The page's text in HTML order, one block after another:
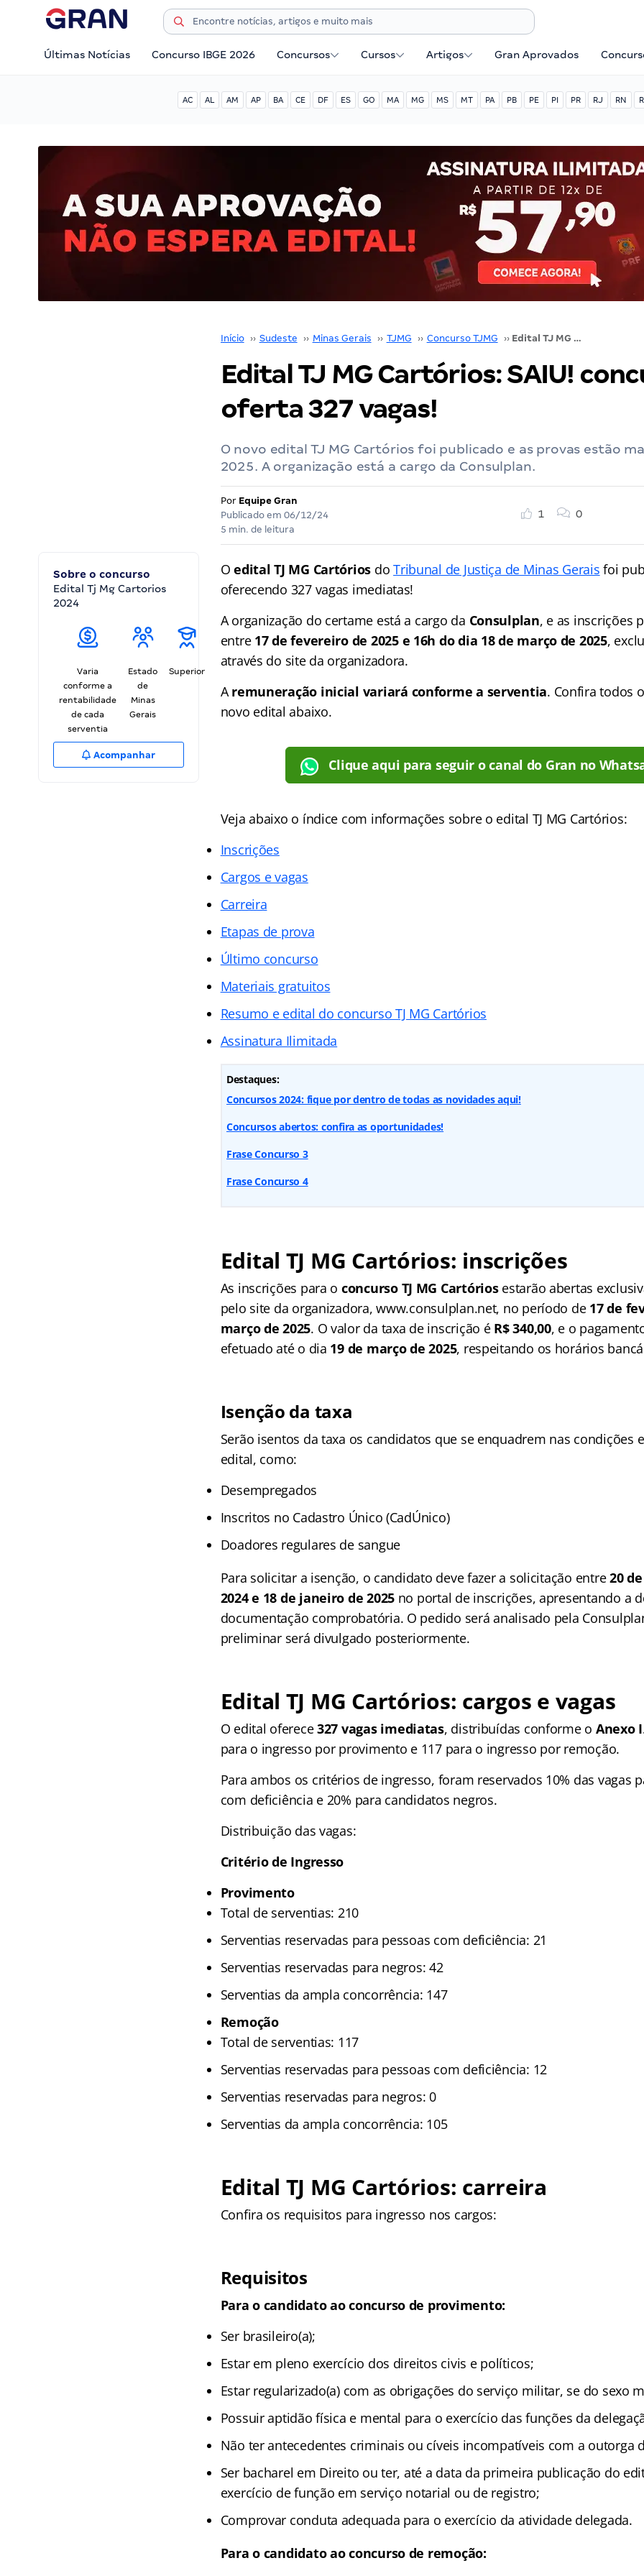
Últimas Notícias Concurso IBGE 2026 Concursos Cursos Artigos Gran Aprovados
AC AL AM AP BA CE DF ES GO MA MG MS MT PA PB PE PI PR RJ RN
Início ›› Sudeste ›› Minas Gerais ›› TJMG ›› Concurso TJMG ›› Edital TJ MG Cartórios: SAIU! concurso oferta 327 vagas!
Edital TJ MG Cartórios: SAIU!
oferta 327 vagas!
O novo edital TJ MG Cartórios foi publicado e as provas estão
2025. A organização está a cargo da Consulplan.
Por Equipe Gran
Publicado em 06/12/24
5 min. de leitura
1 0
Sobre o concurso
Edital Tj Mg Cartorios
2024
Varia
conforme a
rentabilidade
de cada
serventia
Estado
de
Minas
Gerais
Superior
Acompanhar
Oedital TJ MG Cartórios doTribunal de Justiça de Minas Gerais foi
oferecendo 327 vagas imediatas!
A organização do certame está a cargo da Consulplan, e as inscrições
entre 17 de fevereiro de 2025 e 16h do dia 18 de março de 2025,
através do site da organizadora.
Aremuneração inicial variará conforme a serventia. Confira todos
novo edital abaixo.
Clique aqui para seguir o canal do Gran no
Veja abaixo o índice com informações sobre o edital TJ MG Cartórios:
Inscrições
Cargos e vagas
Carreira
Etapas de prova
Último concurso
Materiais gratuitos
Resumo e edital do concurso TJ MG Cartórios
Assinatura Ilimitada
Destaques:
Concursos 2024: fique por dentro de todas as novidades aqui!
Concursos abertos: confira as oportunidades!
Frase Concurso 3
Frase Concurso 4
Edital TJ MG Cartórios: inscrições
As inscrições para o concurso TJ MG Cartóriosestarão abertas
pelo site da organizadora, www.consulplan.net, no período de 17 de
março de 2025. O valor da taxa de inscrição é R$ 340,00, e o
efetuado até o dia 19 de março de 2025, respeitando os horários
Isenção da taxa
Serão isentos da taxa os candidatos que se enquadrem nas condições
edital, como:
Desempregados
Inscritos no Cadastro Único (CadÚnico)
Doadores regulares de sangue
Para solicitar a isenção, o candidato deve fazer a solicitação entre20
2024 e 18 de janeiro de 2025 no portal de inscrições, apresentando a
documentação comprobatória. O pedido será analisado pela
preliminar será divulgado posteriormente.
Edital TJ MG Cartórios: cargos e vagas
O edital oferece327 vagas imediatas, distribuídas conforme o Anexo I
para o ingresso por provimento e 117 para o ingresso por remoção.
Para ambos os critérios de ingresso, foram reservados 10% das vagas
com deficiência e 20% para candidatos negros.
Distribuição das vagas:
Critério de Ingresso
Provimento
Total de serventias: 210
Serventias reservadas para pessoas com deficiência: 21
Serventias reservadas para negros: 42
Serventias da ampla concorrência: 147
Remoção
Total de serventias: 117
Serventias reservadas para pessoas com deficiência: 12
Serventias reservadas para negros: 0
Serventias da ampla concorrência: 105
Edital TJ MG Cartórios: carreira
Confira os requisitos para ingresso nos cargos:
Requisitos
Para o candidato ao concurso de provimento:
Ser brasileiro(a);
Estar em pleno exercício dos direitos civis e políticos;
Estar regularizado(a) com as obrigações do serviço militar, se do sexo
Possuir aptidão física e mental para o exercício das funções da
Não ter antecedentes criminais ou cíveis incompatíveis com a outorga
Ser bacharel em Direito ou ter, até a data da primeira publicação do
exercício de função em serviço notarial ou de registro;
Comprovar conduta adequada para o exercício da atividade delegada.
Para o candidato ao concurso de remoção: